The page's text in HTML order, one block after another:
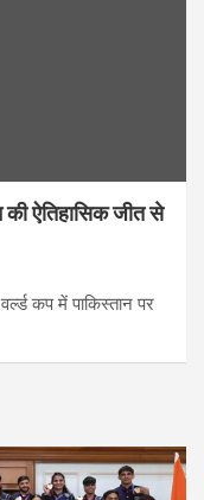
ऐतिहासिक जीत से
कप में पाकिस्तान पर